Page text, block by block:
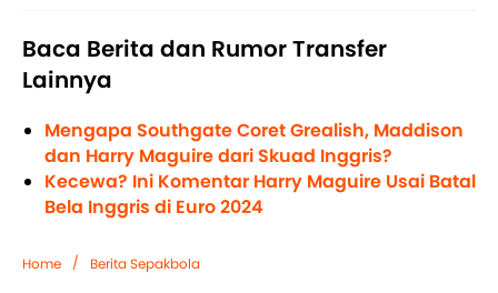
Baca Berita dan Rumor Transfer
Lainnya
Mengapa Southgate Coret Grealish, Maddison
dan Harry Maguire dari Skuad Inggris?
Kecewa? Ini Komentar Harry Maguire Usai Batal
Bela Inggris di Euro 2024
Home / Berita Sepakbola